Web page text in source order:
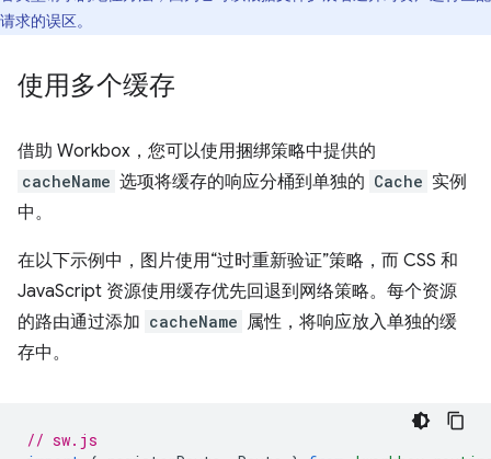
请求的误区。
使用多个缓存
借助 Workbox，您可以使用捆绑策略中提供的
cacheName 选项将缓存的响应分桶到单独的 Cache 实例
中。
在以下示例中，图片使用“过时重新验证”策略，而 CSS 和
JavaScript 资源使用缓存优先回退到网络策略。每个资源
的路由通过添加 cacheName 属性，将响应放入单独的缓
存中。
// sw.js